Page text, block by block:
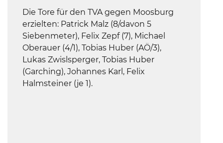
Die Tore für den TVA gegen Moosburg
erzielten: Patrick Malz (8/davon 5
Siebenmeter), Felix Zepf (7), Michael
Oberauer (4/1), Tobias Huber (AÖ/3),
Lukas Zwislsperger, Tobias Huber
(Garching), Johannes Karl, Felix
Halmsteiner (je 1).